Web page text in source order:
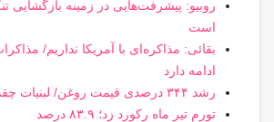
روبیو: پیشرفت‌هایی در زمینه
است
بقائی: مذاکره‌ای با آمریکا نداریم/
ادامه دارد
رشد ۳۴۴ درصدی قیمت روغن/ لبنیات چقدر گران شد؟
تورم تیر ماه رکورد زد؛ ۸۳.۹ درصد